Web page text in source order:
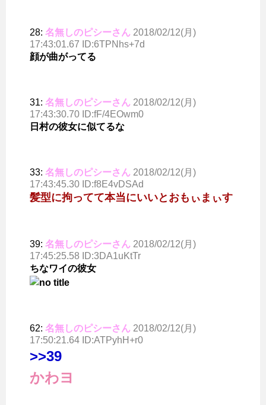
28: 名無しのピシーさん 2018/02/12(月)
17:43:01.67 ID:6TPNhs+7d
顔が曲がってる
31: 名無しのピシーさん 2018/02/12(月)
17:43:30.70 ID:fF/4EOwm0
日村の彼女に似てるな
33: 名無しのピシーさん 2018/02/12(月)
17:43:45.30 ID:f8E4vDSAd
髪型に拘ってて本当にいいとおもぃまぃす
39: 名無しのピシーさん 2018/02/12(月)
17:45:25.58 ID:3DA1uKtTr
ちなワイの彼女
62: 名無しのピシーさん 2018/02/12(月)
17:50:21.64 ID:ATPyhH+r0
>>39
かわヨ